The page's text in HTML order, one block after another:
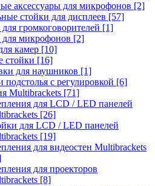
аксессуары для микрофонов [2]
стойки для дисплеев [57]
громкоговорителей [1]
микрофонов [2]
камер [10]
стойки [16]
для наушников [1]
с регулировкой [6]
Multibrackets [71]
для LCD / LED панелей
[26]
для LCD / LED панелей
[19]
для видеостен Multibrackets
для проекторов
[8]